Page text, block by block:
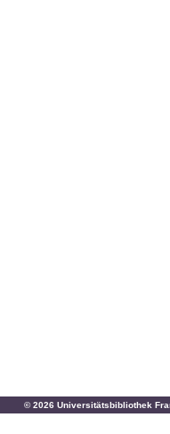
© 2026 Universitätsbibliothek